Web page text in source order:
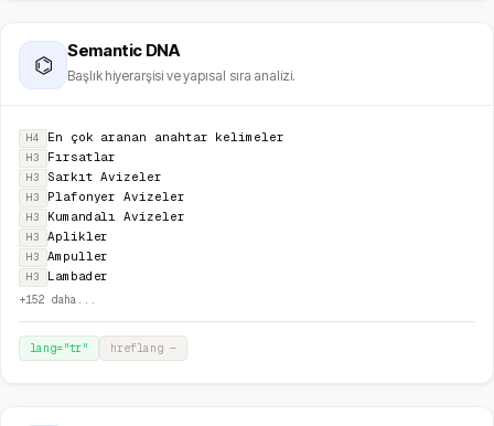
⌬
Semantic DNA
Başlık hiyerarşisi ve yapısal sıra analizi.
H4 En çok aranan anahtar kelimeler
H3 Fırsatlar
H3 Sarkıt Avizeler
H3 Plafonyer Avizeler
H3 Kumandalı Avizeler
H3 Aplikler
H3 Ampuller
H3 Lambader
+152 daha...
lang="tr" hreflang —